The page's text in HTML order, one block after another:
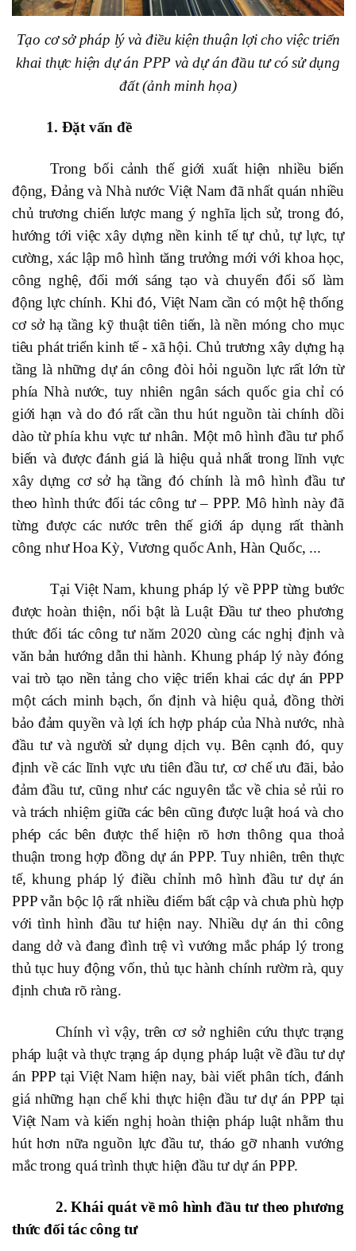
Tạo cơ sở pháp lý và điều kiện thuận lợi cho việc triển
khai thực hiện dự án PPP và dự án đầu tư có sử dụng
đất (ảnh minh họa)
1. Đặt vấn đề
Trong bối cảnh thế giới xuất hiện nhiều biến
động, Đảng và Nhà nước Việt Nam đã nhất quán nhiều
chủ trương chiến lược mang ý nghĩa lịch sử, trong đó,
hướng tới việc xây dựng nền kinh tế tự chủ, tự lực, tự
cường, xác lập mô hình tăng trưởng mới với khoa học,
công nghệ, đổi mới sáng tạo và chuyển đổi số làm
động lực chính. Khi đó, Việt Nam cần có một hệ thống
cơ sở hạ tầng kỹ thuật tiên tiến, là nền móng cho mục
tiêu phát triển kinh tế - xã hội. Chủ trương xây dựng hạ
tầng là những dự án công đòi hỏi nguồn lực rất lớn từ
phía Nhà nước, tuy nhiên ngân sách quốc gia chỉ có
giới hạn và do đó rất cần thu hút nguồn tài chính dồi
dào từ phía khu vực tư nhân. Một mô hình đầu tư phổ
biến và được đánh giá là hiệu quả nhất trong lĩnh vực
xây dựng cơ sở hạ tầng đó chính là mô hình đầu tư
theo hình thức đối tác công tư – PPP. Mô hình này đã
từng được các nước trên thế giới áp dụng rất thành
công như Hoa Kỳ, Vương quốc Anh, Hàn Quốc, ...
Tại Việt Nam, khung pháp lý về PPP từng bước
được hoàn thiện, nổi bật là Luật Đầu tư theo phương
thức đối tác công tư năm 2020 cùng các nghị định và
văn bản hướng dẫn thi hành. Khung pháp lý này đóng
vai trò tạo nền tảng cho việc triển khai các dự án PPP
một cách minh bạch, ổn định và hiệu quả, đồng thời
bảo đảm quyền và lợi ích hợp pháp của Nhà nước, nhà
đầu tư và người sử dụng dịch vụ. Bên cạnh đó, quy
định về các lĩnh vực ưu tiên đầu tư, cơ chế ưu đãi, bảo
đảm đầu tư, cũng như các nguyên tắc về chia sẻ rủi ro
và trách nhiệm giữa các bên cũng được luật hoá và cho
phép các bên được thể hiện rõ hơn thông qua thoả
thuận trong hợp đồng dự án PPP. Tuy nhiên, trên thực
tế, khung pháp lý điều chỉnh mô hình đầu tư dự án
PPP vẫn bộc lộ rất nhiều điểm bất cập và chưa phù hợp
với tình hình đầu tư hiện nay. Nhiều dự án thi công
dang dở và đang đình trệ vì vướng mắc pháp lý trong
thủ tục huy động vốn, thủ tục hành chính rườm rà, quy
định chưa rõ ràng.
Chính vì vậy, trên cơ sở nghiên cứu thực trạng
pháp luật và thực trạng áp dụng pháp luật về đầu tư dự
án PPP tại Việt Nam hiện nay, bài viết phân tích, đánh
giá những hạn chế khi thực hiện đầu tư dự án PPP tại
Việt Nam và kiến nghị hoàn thiện pháp luật nhằm thu
hút hơn nữa nguồn lực đầu tư, tháo gỡ nhanh vướng
mắc trong quá trình thực hiện đầu tư dự án PPP.
2. Khái quát về mô hình đầu tư theo phương
thức đối tác công tư